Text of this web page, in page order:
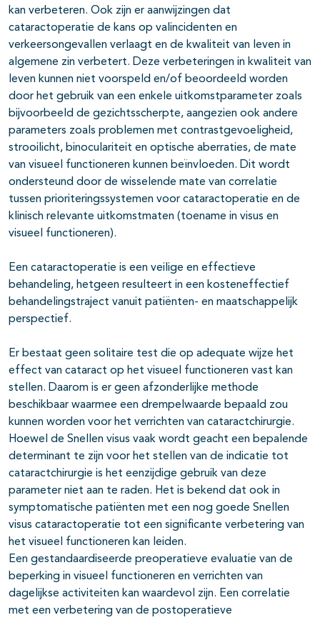
kan verbeteren. Ook zijn er aanwijzingen dat
cataractoperatie de kans op valincidenten en
verkeersongevallen verlaagt en de kwaliteit van leven in
algemene zin verbetert. Deze verbeteringen in kwaliteit van
leven kunnen niet voorspeld en/of beoordeeld worden
door het gebruik van een enkele uitkomstparameter zoals
bijvoorbeeld de gezichtsscherpte, aangezien ook andere
parameters zoals problemen met contrastgevoeligheid,
strooilicht, binoculariteit en optische aberraties, de mate
van visueel functioneren kunnen beïnvloeden. Dit wordt
ondersteund door de wisselende mate van correlatie
tussen prioriteringssystemen voor cataractoperatie en de
klinisch relevante uitkomstmaten (toename in visus en
visueel functioneren).
Een cataractoperatie is een veilige en effectieve
behandeling, hetgeen resulteert in een kosteneffectief
behandelingstraject vanuit patiënten- en maatschappelijk
perspectief.
Er bestaat geen solitaire test die op adequate wijze het
effect van cataract op het visueel functioneren vast kan
stellen. Daarom is er geen afzonderlijke methode
beschikbaar waarmee een drempelwaarde bepaald zou
kunnen worden voor het verrichten van cataractchirurgie.
Hoewel de Snellen visus vaak wordt geacht een bepalende
determinant te zijn voor het stellen van de indicatie tot
cataractchirurgie is het eenzijdige gebruik van deze
parameter niet aan te raden. Het is bekend dat ook in
symptomatische patiënten met een nog goede Snellen
visus cataractoperatie tot een significante verbetering van
het visueel functioneren kan leiden.
Een gestandaardiseerde preoperatieve evaluatie van de
beperking in visueel functioneren en verrichten van
dagelijkse activiteiten kan waardevol zijn. Een correlatie
met een verbetering van de postoperatieve